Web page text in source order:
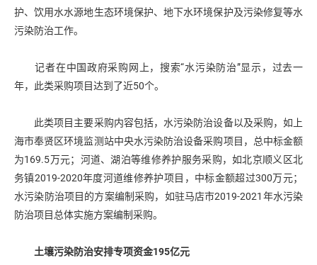
护、饮用水水源地生态环境保护、地下水环境保护及污染修复等水
污染防治工作。
记者在中国政府采购网上，搜索“水污染防治”显示，过去一
年，此类采购项目达到了近50个。
此类项目主要采购内容包括，水污染防治设备以及采购，如上
海市奉贤区环境监测站中央水污染防治设备采购项目，总中标金额
为169.5万元；河道、湖泊等维修养护服务采购，如北京顺义区北
务镇2019-2020年度河道维修养护项目，中标金额超过300万元；
水污染防治项目的方案编制采购，如驻马店市2019-2021年水污染
防治项目总体实施方案编制采购。
土壤污染防治安排专项资金195亿元